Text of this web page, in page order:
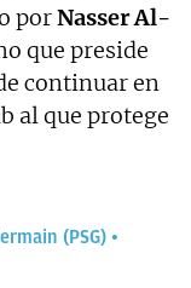
porNasser Al-
que preside
continuar en
al que protege
(PSG)